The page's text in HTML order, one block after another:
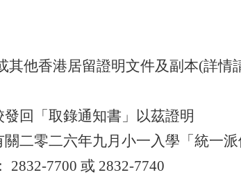
其他香港居留證明文件及副本(詳情
回「取錄通知書」以茲證明
二零二六年九月小一入學「統一
2832-7700 或 2832-7740